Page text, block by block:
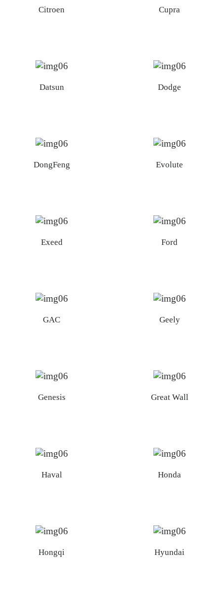
Citroen Cupra
Datsun Dodge
DongFeng Evolute
Exeed Ford
GAC Geely
Genesis Great Wall
Haval Honda
Hongqi Hyundai